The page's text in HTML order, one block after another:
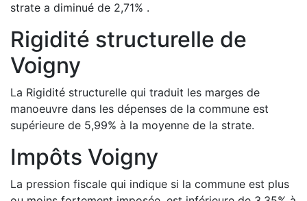
strate a diminué de 2,71% .
Rigidité structurelle de
Voigny
La Rigidité structurelle qui traduit les marges de
manoeuvre dans les dépenses de la commune est
supérieure de 5,99% à la moyenne de la strate.
Impôts Voigny
La pression fiscale qui indique si la commune est plus